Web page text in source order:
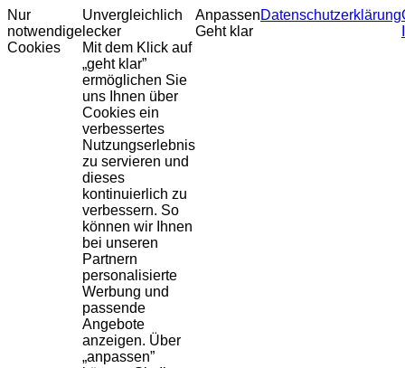
Nur
notwendige
Cookies
Unvergleichlich
lecker
Mit dem Klick auf
„geht klar”
ermöglichen Sie
uns Ihnen über
Cookies ein
verbessertes
Nutzungserlebnis
zu servieren und
dieses
kontinuierlich zu
verbessern. So
können wir Ihnen
bei unseren
Partnern
personalisierte
Werbung und
passende
Angebote
anzeigen. Über
„anpassen”
Anpassen
Geht klar
Datenschutzerklärung